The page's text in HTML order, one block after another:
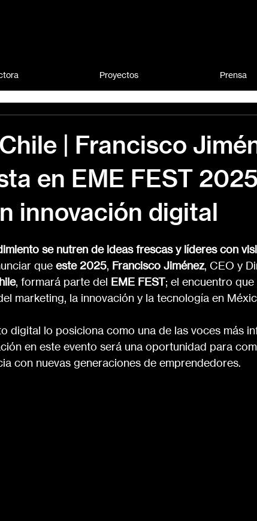
Proyectos Prensa
| Francisco
en EME FEST
innovación digital
se nutren de ideas frescas y líderes con
que este 2025, Francisco Jiménez, CEO y
, formará parte del EME FEST; el encuentro
marketing, la innovación y la tecnología en
digital lo posiciona como una de las voces más
en este evento será una oportunidad para
con nuevas generaciones de emprendedores.